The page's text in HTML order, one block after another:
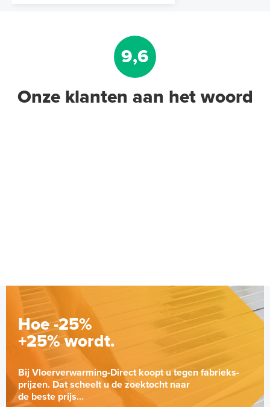
9,6
Onze klanten aan het woord
Hoe -25%
+25% wordt.
Bij Vloerverwarming-Direct koopt u tegen fabrieks-
prijzen. Dat scheelt u de zoektocht naar
de beste prijs...